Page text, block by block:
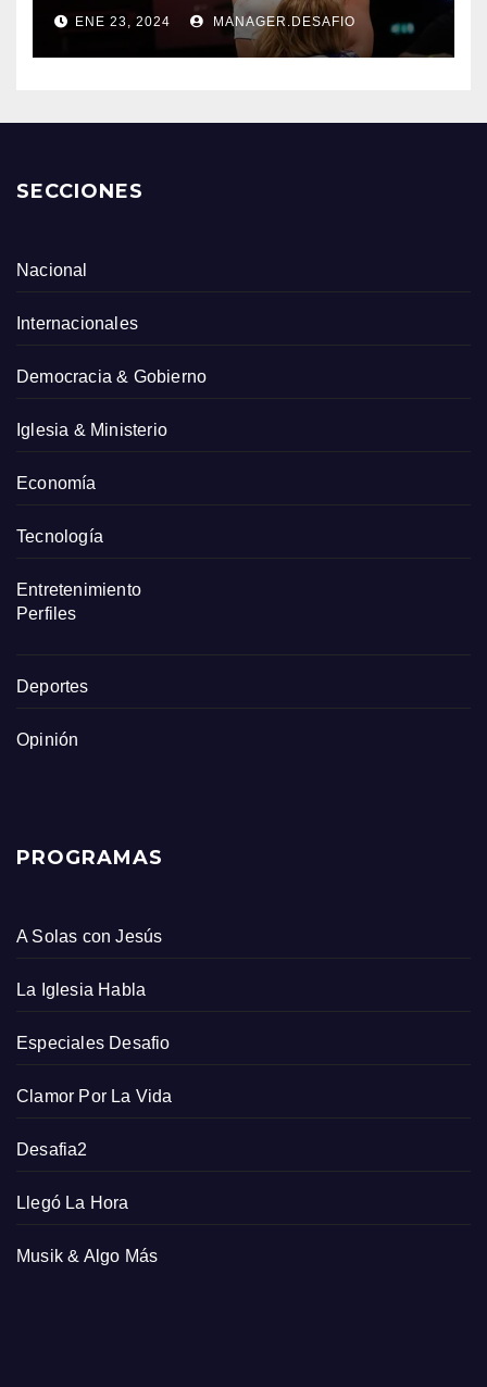
ENE 23, 2024 MANAGER.DESAFIO
SECCIONES
Nacional
Internacionales
Democracia & Gobierno
Iglesia & Ministerio
Economía
Tecnología
Entretenimiento
Perfiles
Deportes
Opinión
PROGRAMAS
A Solas con Jesús
La Iglesia Habla
Especiales Desafio
Clamor Por La Vida
Desafia2
Llegó La Hora
Musik & Algo Más